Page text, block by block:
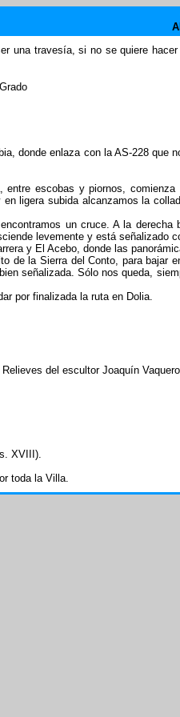
una travesía, si no se quiere
donde enlaza con la AS-228
entre escobas y piornos,
ligera subida alcanzamos la
un cruce. A la
levemente y está señalizado
y El Acebo, donde las
de la Sierra del Conto, para bajar
señalizada. Sólo nos queda,
por finalizada la ruta en Dolia.
del escultor Joaquín
XVIII).
toda la Villa.